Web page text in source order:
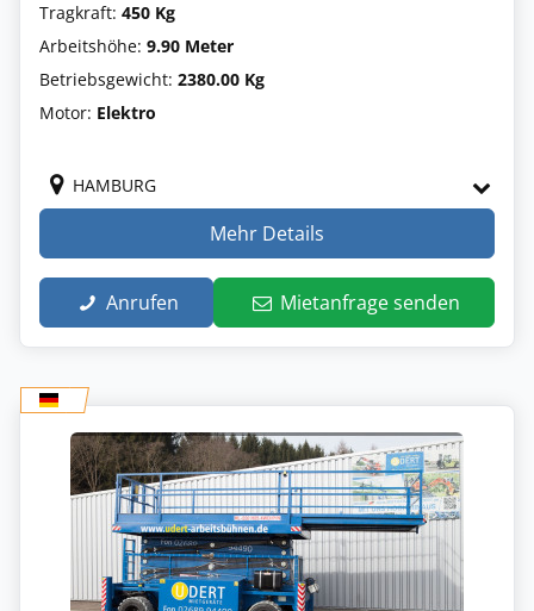
Tragkraft: 450 Kg
Arbeitshöhe: 9.90 Meter
Betriebsgewicht: 2380.00 Kg
Motor: Elektro
HAMBURG
Mehr Details
Anrufen Mietanfrage senden